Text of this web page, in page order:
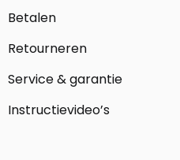
Betalen
Retourneren
Service & garantie
Instructievideo’s